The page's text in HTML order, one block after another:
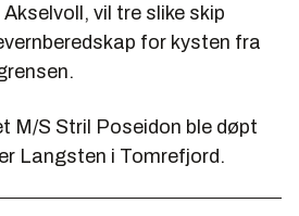
vil tre slike skip
for kysten fra
M/S Stril Poseidon ble døpt
Langsten i Tomrefjord.